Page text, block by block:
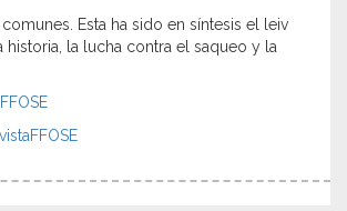
Esta ha sido en síntesis el leiv
historia, la lucha contra el saqueo y la